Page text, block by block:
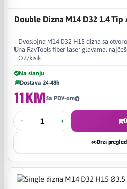
Double Dizna M14 D32 1.4 Tip
Dvoslojna M14 D32 H15 dizna sa
na RayTools fiber laser glavama,
O2/kisik.
Na stanju
Dostava 24-48h
11KMSa PDV-om
- +
Brzi pregled